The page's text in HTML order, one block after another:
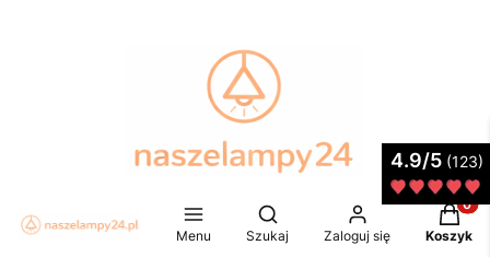
Menu
Otwórz wyszukiwarkę
Szukaj Zaloguj się Koszyk
4.9/5 (123)